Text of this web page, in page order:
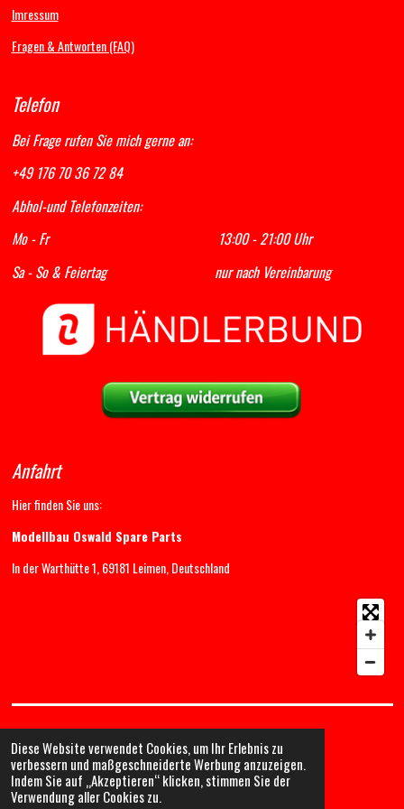
Diese Website verwendet Cookies, um Ihr Erlebnis zu
verbessern und maßgeschneiderte Werbung anzuzeigen.
Indem Sie auf „Akzeptieren“ klicken, stimmen Sie der
Verwendung aller Cookies zu.
Imressum
Fragen & Antworten (FAQ)
Telefon
Bei Frage rufen Sie mich gerne an:
+49 176 70 36 72 84
Abhol-und Telefonzeiten:
Mo - Fr 13:00 - 21:00 Uhr
Sa - So & Feiertag nur nach Vereinbarung
Anfahrt
Hier finden Sie uns:
Modellbau Oswald Spare Parts
In der Warthütte 1, 69181 Leimen, Deutschland